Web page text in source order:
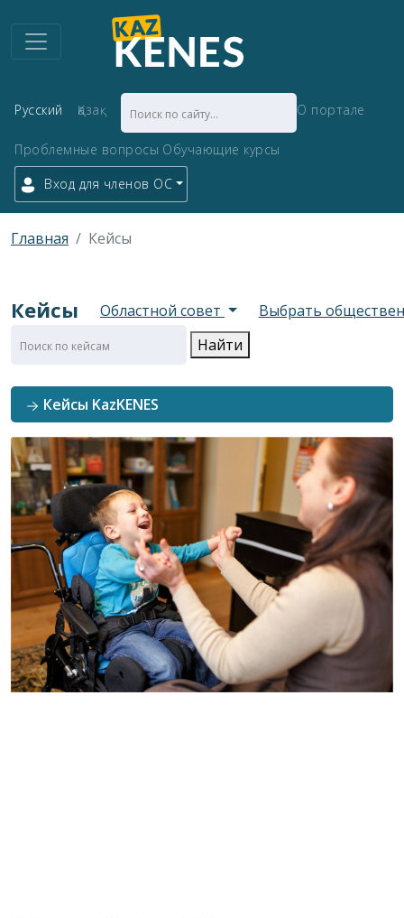
Русский Қазақ О портале
Проблемные вопросы Обучающие курсы
Вход для членов ОС
Главная Кейсы
Кейсы Областной совет
Выбрать
Найти
Кейсы KazKENES